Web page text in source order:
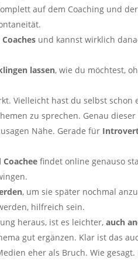
auf dem Coaching und
und kannst wirklich
lassen, wie du möchtest,
Vielleicht hast du selbst
zu sprechen. Genau
Nähe. Gerade für
findet online genauso
, um sie später nochmal
hilfreich sein.
heraus, ist es leichter,auch
gut ergänzen. Klar ist das
eher als Bruch. Wie